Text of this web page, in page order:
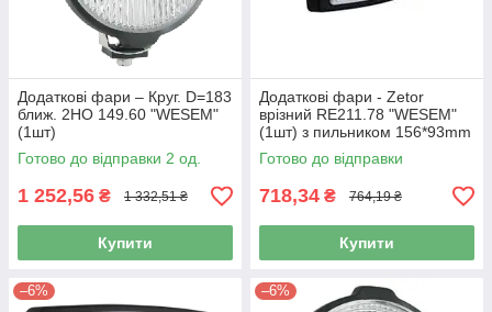
Додаткові фари – Круг. D=183
ближ. 2НО 149.60 "WESEM"
(1шт)
Готово до відправки 2 од.
1 252,56 ₴ 1 332,51 ₴
Купити
Додаткові фари - Zetor
врізний RE211.78 "WESEM"
(1шт) з пильником 156*93mm
(1шт/уп.)
Готово до відправки
718,34 ₴ 764,19 ₴
Купити
–6% –6%